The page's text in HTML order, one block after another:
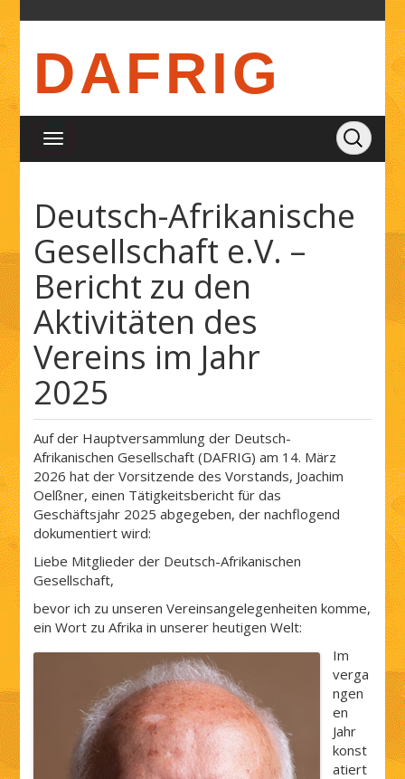
DAFRIG
Deutsch-Afrikanische
Gesellschaft e.V. –
Bericht zu den
Aktivitäten des
Vereins im Jahr
2025
Auf der Hauptversammlung der Deutsch-
Afrikanischen Gesellschaft (DAFRIG) am 14. März
2026 hat der Vorsitzende des Vorstands, Joachim
Oelßner, einen Tätigkeitsbericht für das
Geschäftsjahr 2025 abgegeben, der nachflogend
dokumentiert wird:
Liebe Mitglieder der Deutsch-Afrikanischen
Gesellschaft,
bevor ich zu unseren Vereinsangelegenheiten komme,
ein Wort zu Afrika in unserer heutigen Welt:
Im
verga
ngen
en
Jahr
konst
atiert